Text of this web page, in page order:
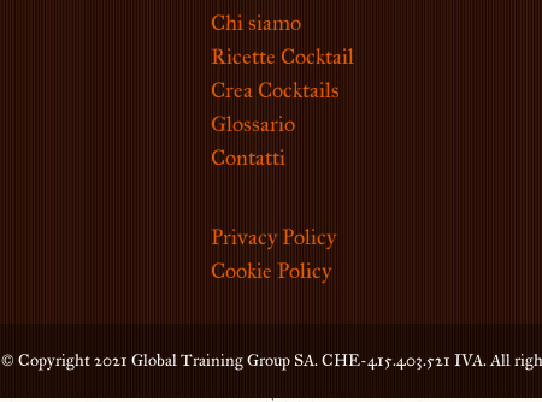
Chi siamo
Ricette Cocktail
Crea Cocktails
Glossario
Contatti
Privacy Policy
Cookie Policy
© Copyright 2021 Global Training Group SA. CHE-415.403.521 IVA. All